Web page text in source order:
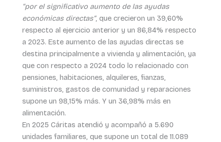
“por el significativo aumento de las ayudas
económicas directas”, que crecieron un 39,60%
respecto al ejercicio anterior y un 86,84% respecto
a 2023. Este aumento de las ayudas directas se
destina principalmente a vivienda y alimentación, ya
que con respecto a 2024 todo lo relacionado con
pensiones, habitaciones, alquileres, fianzas,
suministros, gastos de comunidad y reparaciones
supone un 98,15% más. Y un 36,98% más en
alimentación.
En 2025 Cáritas atendió y acompañó a 5.690
unidades familiares, que supone un total de 11.089